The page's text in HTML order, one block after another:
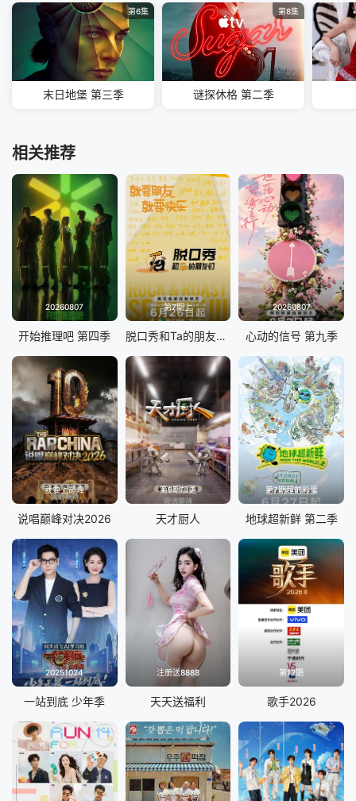
第6集
末日地堡 第三季
第8集
谜探休格 第二季
相关推荐
20260807
开始推理吧 第四季
第7期上
脱口秀和Ta的朋友们 第三季
20260807
心动的信号 第九季
我要上巅峰
说唱巅峰对决2026
第9期加更
天才厨人
第7期超前彩蛋
地球超新鲜 第二季
20251024
一站到底 少年季
注册送8888
天天送福利
第12期
歌手2026